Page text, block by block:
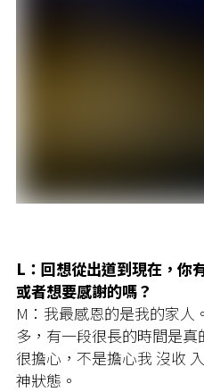
L：回想從出道到現在，你
或者想要感謝的嗎？
M：我最感恩的是我的家
多，有一段很長的時間是
很擔心，不是擔心我 沒收
神狀態。